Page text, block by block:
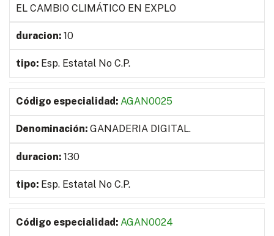
EL CAMBIO CLIMÁTICO EN EXPLO
10
Esp. Estatal No C.P.
AGAN0025
GANADERIA DIGITAL.
130
Esp. Estatal No C.P.
AGAN0024